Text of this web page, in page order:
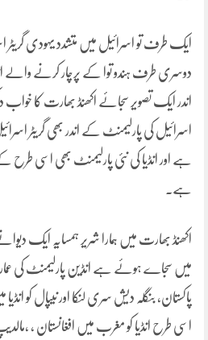
ایک طرف تو اسرائیل میں متشدد یہودی گریٹر
دوسری طرف ہندو توا کے پرچار کرنے والے
اندر ایک تصویر سجائے اکھنڈ بھارت کا خواب
اسرائیل کی پارلیمنٹ کے اندر بھی گریٹر
ہے اور انڈیا کی نئی پارلیمنٹ بھی اسی طرح
ہے۔
اکھنڈ بھارت میں ہمارا شریر ہمسایہ ایک
میں سجاے ہوئے ہے انڈین پارلیمنٹ کی
پاکستان، بنگلہ دیش سری لنکا اور نیپال کو
اسی طرح انڈیا کو مغرب میں افغانستان ،